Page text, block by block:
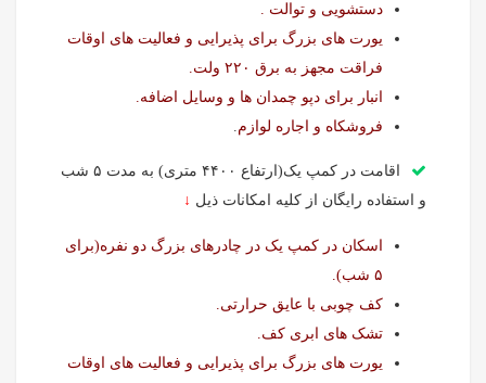
دستشویی و توالت .
یورت های بزرگ برای پذیرایی و فعالیت های اوقات
فراقت مجهز به برق ۲۲۰ ولت.
انبار برای دپو چمدان ها و وسایل اضافه.
فروشکاه و اجاره لوازم.
اقامت در کمپ یک(ارتفاع ۴۴۰۰ متری) به مدت ۵ شب
و استفاده رایگان از کلیه امکانات ذیل ↓
اسکان در کمپ یک در چادرهای بزرگ دو نفره(برای
۵ شب).
کف چوبی با عایق حرارتی.
تشک های ابری کف.
یورت های بزرگ برای پذیرایی و فعالیت های اوقات